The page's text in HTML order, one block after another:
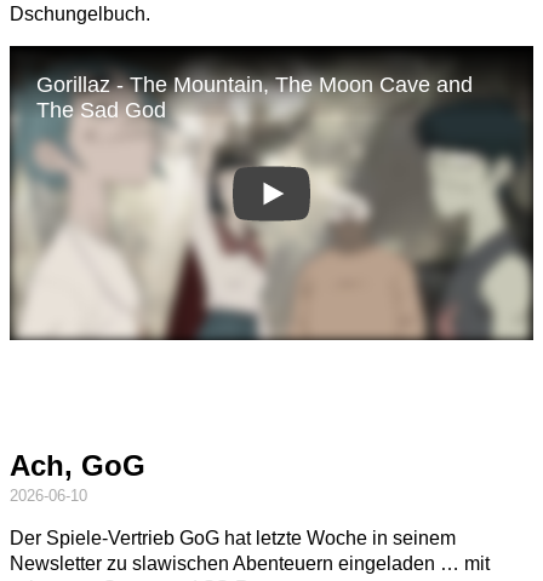
Dschungelbuch.
Ach, GoG
2026-06-10
Der Spiele-Vertrieb GoG hat letzte Woche in seinem
Newsletter zu slawischen Abenteuern eingeladen … mit